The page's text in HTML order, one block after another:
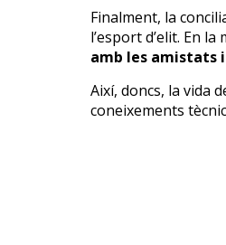
Finalment, la
l’esport d’elit. En
amb les amistats
Així, doncs, la vida
coneixements